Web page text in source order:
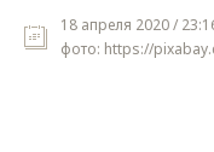
Политика
18 апреля 2020 /
фото: https://